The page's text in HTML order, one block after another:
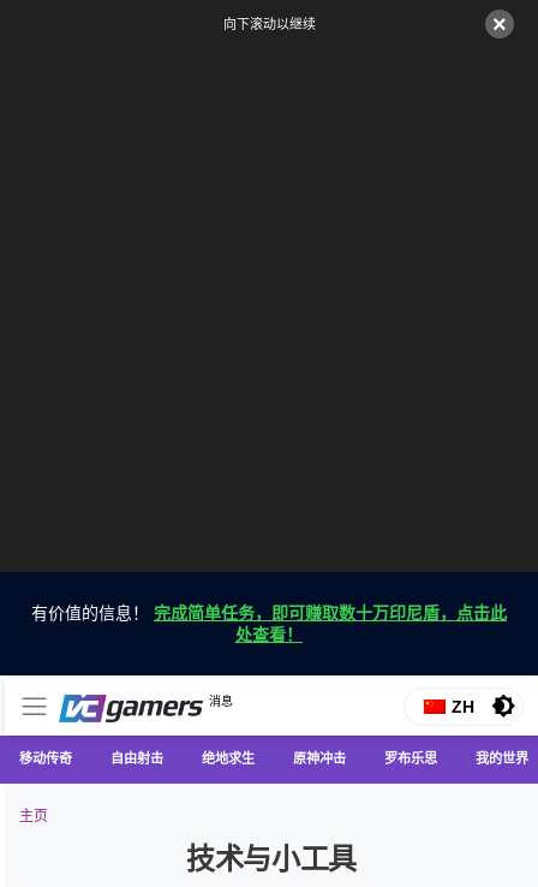
×
向下滚动以继续
有价值的信息！ 完成简单任务，即可赚取数十万印尼盾，点击此
处查看！
VC游戏新闻
消息
仅在 VCGamers 获取最新的游戏新闻
ZH
移动传奇 自由射击 绝地求生 原神冲击 罗布乐思 我的世界
主页
技术与小工具